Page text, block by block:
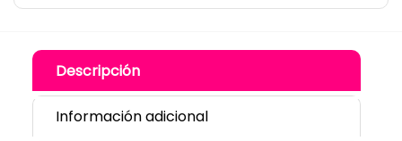
Descripción
Información adicional